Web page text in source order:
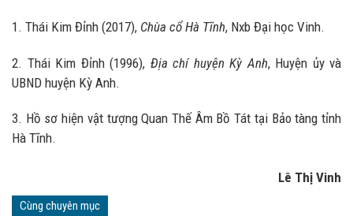
1. Thái Kim Đỉnh (2017), Chùa cổ Hà Tĩnh, Nxb Đại học Vinh.
2. Thái Kim Đỉnh (1996), Địa chí huyện Kỳ Anh, Huyện ủy và
UBND huyện Kỳ Anh.
3. Hồ sơ hiện vật tượng Quan Thế Âm Bồ Tát tại Bảo tàng tỉnh
Hà Tĩnh.
Lê Thị Vinh
Cùng chuyên mục